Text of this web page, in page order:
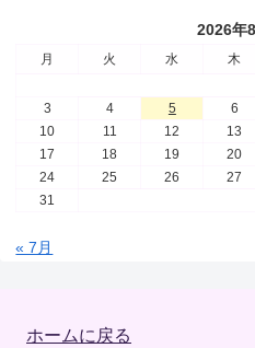
2026年
月 火 水 木
3
4 5 6
10
11 12 13
17
18 19 20
24
25 26 27
31
« 7月
ホームに戻る